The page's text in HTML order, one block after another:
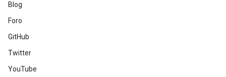
Blog
Foro
GitHub
Twitter
YouTube